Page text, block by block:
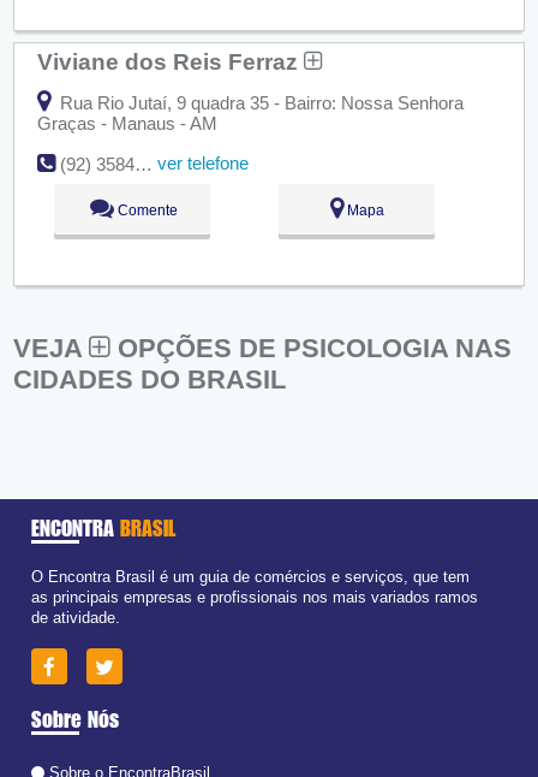
Viviane dos Reis Ferraz
Rua Rio Jutaí, 9 quadra 35 - Bairro: Nossa Senhora
Graças - Manaus - AM
(92) 3584-3535
ver telefone
Comente Mapa
VEJA
OPÇÕES DE PSICOLOGIA NAS
CIDADES DO BRASIL
ENCONTRA BRASIL
O Encontra Brasil é um guia de comércios e serviços, que tem
as principais empresas e profissionais nos mais variados ramos
de atividade.
Sobre Nós
Sobre o EncontraBrasil